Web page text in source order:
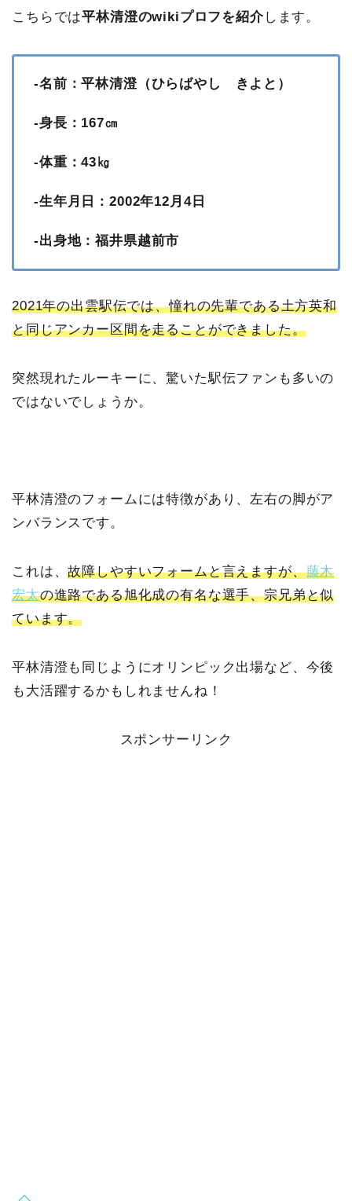
こちらでは平林清澄のwikiプロフを紹介します。
-名前：平林清澄（ひらばやし きよと）
-身長：167㎝
-体重：43㎏
-生年月日：2002年12月4日
-出身地：福井県越前市
2021年の出雲駅伝では、憧れの先輩である土方英和
と同じアンカー区間を走ることができました。
突然現れたルーキーに、驚いた駅伝ファンも多いの
ではないでしょうか。
平林清澄のフォームには特徴があり、左右の脚がア
ンバランスです。
これは、故障しやすいフォームと言えますが、藤木
宏太の進路である旭化成の有名な選手、宗兄弟と似
ています。
平林清澄も同じようにオリンピック出場など、今後
も大活躍するかもしれませんね！
スポンサーリンク